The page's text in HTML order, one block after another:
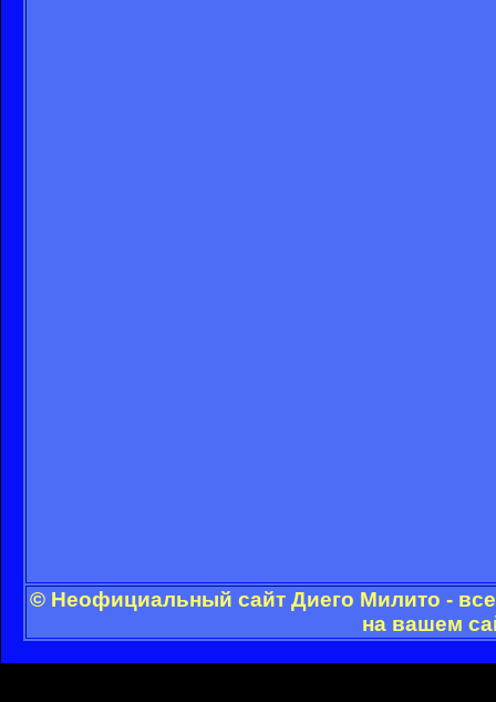
© Неофициальный сайт Диего Милито -
на вашем